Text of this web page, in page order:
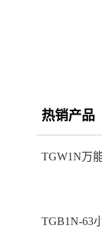
热销产品
TGW1N万
TGB1N-63